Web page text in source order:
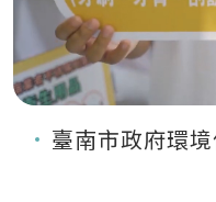
臺南市政府環